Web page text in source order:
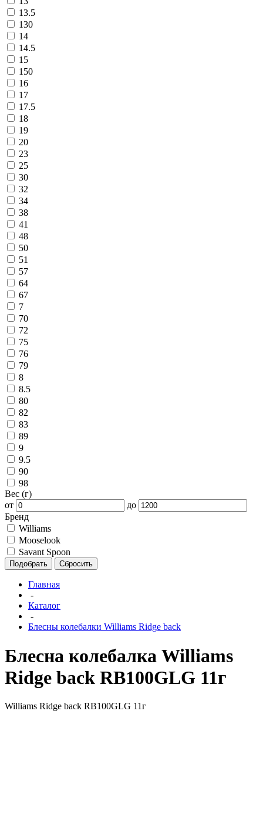
13.5
130
14
14.5
15
150
16
17
17.5
18
19
20
23
25
30
32
34
38
41
48
50
51
57
64
67
7
70
72
75
76
79
8
8.5
80
82
83
89
9
9.5
90
98
Вес (г)
от
до
Бренд
Williams
Mooselook
Savant Spoon
Подобрать Сбросить
Главная
-
Каталог
-
Блесны колебалки Williams Ridge back
Блесна колебалка Williams
Ridge back RB100GLG 11г
Williams Ridge back RB100GLG 11г